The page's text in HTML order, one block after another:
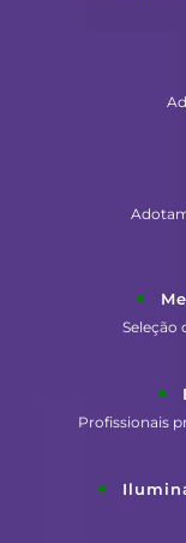
Seleção
Profissionais